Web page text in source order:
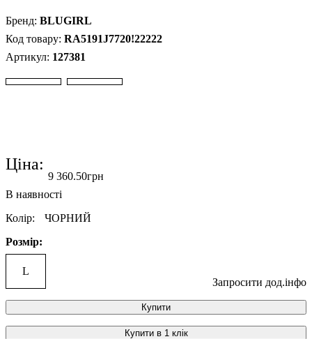
BLUGIRL
RA5191J7720!22222
127381
Ціна:
9 360.50грн
Колір:
ЧОРНИЙ
Розмір:
L
Запросити дод.інфо
Купити
Купити в 1 клік